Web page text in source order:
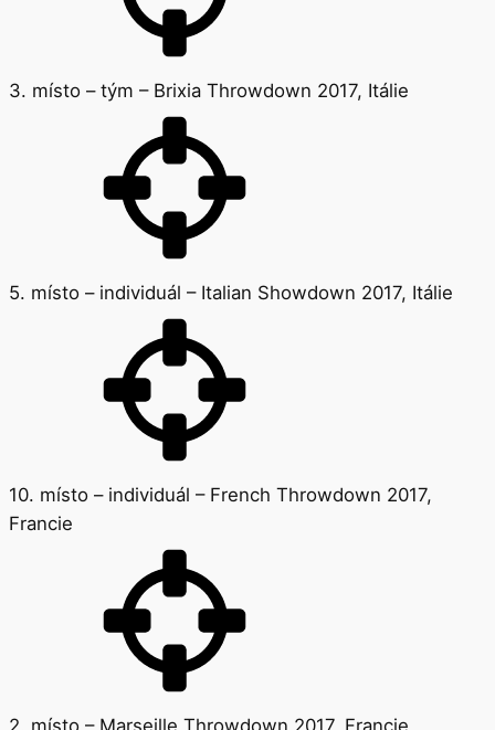
3. místo – tým – Brixia Throwdown 2017, Itálie
5. místo – individuál – Italian Showdown 2017, Itálie
10. místo – individuál – French Throwdown 2017,
Francie
2. místo – Marseille Throwdown 2017, Francie